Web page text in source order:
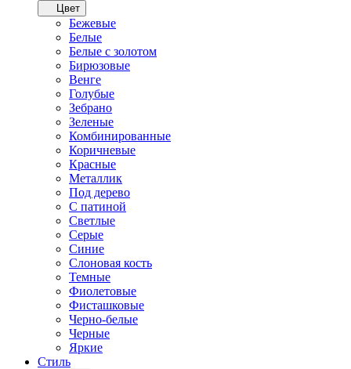
Цвет
Бежевые
Белые
Белые с золотом
Бирюзовые
Венге
Голубые
Зебрано
Зеленые
Комбинированные
Коричневые
Красные
Металлик
Под дерево
С патиной
Светлые
Серые
Синие
Слоновая кость
Темные
Фиолетовые
Фисташковые
Черно-белые
Черные
Яркие
Стиль